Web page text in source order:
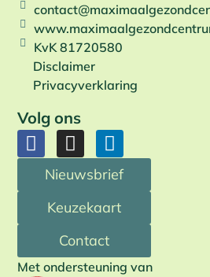
KvK 81720580
Disclaimer
Privacyverklaring
Volg ons
Nieuwsbrief
Keuzekaart
Contact
Met ondersteuning van